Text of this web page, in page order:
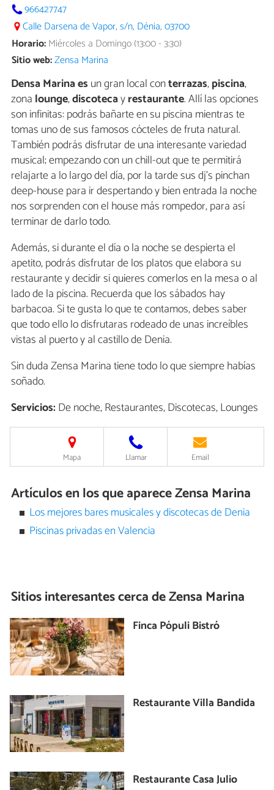
966427747
Calle Darsena de Vapor, s/n, Dénia, 03700
Horario:Miércoles a Domingo (13:00 - 3:30)
Sitio web:Zensa Marina
Densa Marina es un gran local conterrazas,piscina,
zona lounge,discotecayrestaurante. Allí las opciones
son infinitas: podrás bañarte en su piscina mientras te
tomas uno de sus famosos cócteles de fruta natural.
También podrás disfrutar de una interesante variedad
musical; empezando con un chill-out que te permitirá
relajarte a lo largo del día, por la tarde sus dj's pinchan
deep-house para ir despertando y bien entrada la noche
nos sorprenden con el house más rompedor, para así
terminar de darlo todo.
Además, si durante el día o la noche se despierta el
apetito, podrás disfrutar de los platos que elabora su
restaurante y decidir si quieres comerlos en la mesa o al
lado de la piscina. Recuerda que los sábados hay
barbacoa. Si te gusta lo que te contamos, debes saber
que todo ello lo disfrutaras rodeado de unas increíbles
vistas al puerto y al castillo de Denia.
Sin duda Zensa Marina tiene todo lo que siempre habías
soñado.
Servicios:De noche, Restaurantes, Discotecas, Lounges
Mapa Llamar Email
Artículos en los que aparece Zensa Marina
Los mejores bares musicales y discotecas de Denia
Piscinas privadas en Valencia
Sitios interesantes cerca deZensa Marina
Finca Pópuli Bistró
Restaurante Villa Bandida
Restaurante Casa Julio